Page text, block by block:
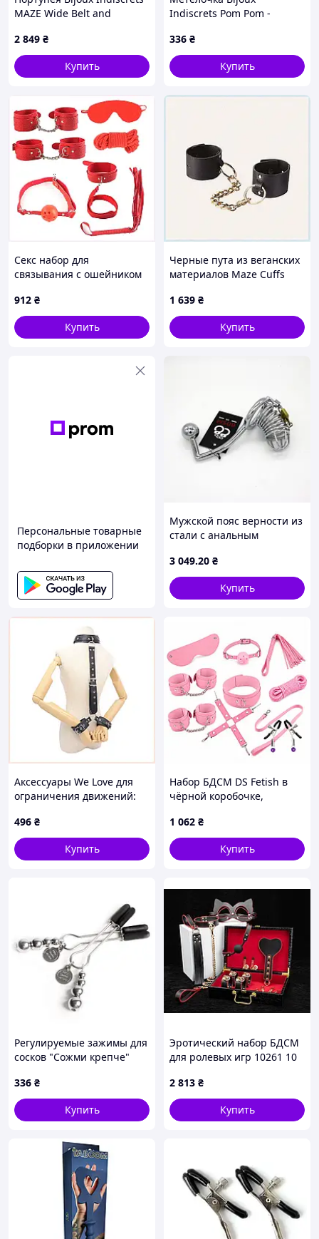
MAZE Wide Belt and
1M1037C51
2 849 ₴
Купить
Indiscrets Pom Pom -
336 ₴
Купить
Секс набор для
связывания с ошейником
912 ₴
Купить
Черные пута из веганских
материалов Maze Cuffs
1 639 ₴
Купить
Персональные товарные
подборки в приложении
Мужской пояс верности из
стали с анальным
забот - GoodPlace
3 049.20 ₴
Купить
Аксессуары We Love для
ограничения движений:
87E80531T
496 ₴
Купить
Набор БДСМ DS Fetish в
чёрной коробочке,
1 062 ₴
Купить
Регулируемые зажимы для
сосков "Сожми крепче"
336 ₴
Купить
Эротический набор БДСМ
для ролевых игр 10261 10
pelican
2 813 ₴
Купить